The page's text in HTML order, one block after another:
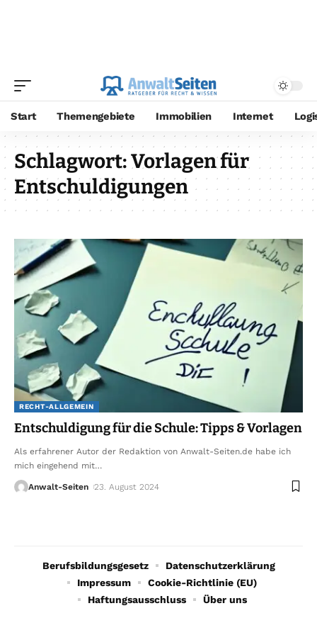
Start Themengebiete Immobilien Internet
Schlagwort:Vorlagen für
Entschuldigungen
RECHT-ALLGEMEIN
Entschuldigung für die Schule: Tipps & Vorlagen
Als erfahrener Autor der Redaktion von Anwalt-Seiten.de habe ich
mich eingehend mit…
Anwalt-Seiten 23. August 2024
Berufsbildungsgesetz
Datenschutzerklärung
Impressum
Cookie-Richtlinie (EU)
Haftungsausschluss
Über uns